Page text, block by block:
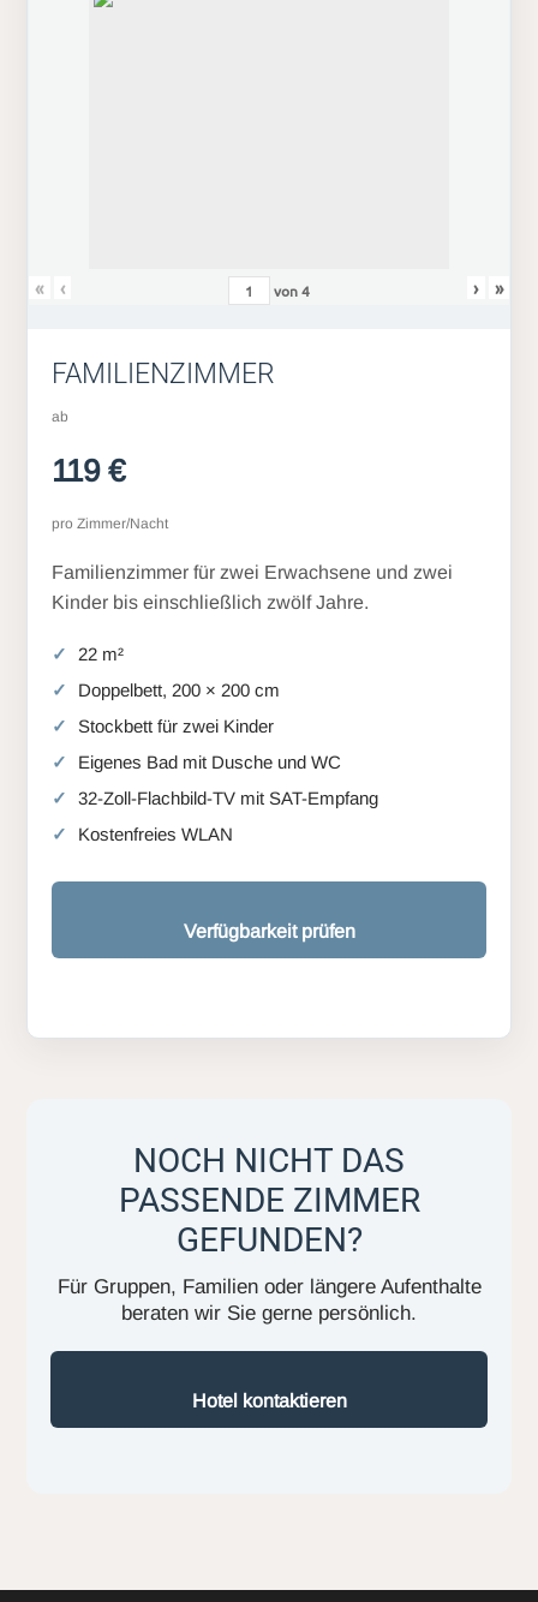
« ‹ von4 › »
FAMILIENZIMMER
ab
119 €
pro Zimmer/Nacht
Familienzimmer für zwei Erwachsene und zwei
Kinder bis einschließlich zwölf Jahre.
22 m²
Doppelbett, 200 × 200 cm
Stockbett für zwei Kinder
Eigenes Bad mit Dusche und WC
32-Zoll-Flachbild-TV mit SAT-Empfang
Kostenfreies WLAN
Verfügbarkeit prüfen
NOCH NICHT DAS
PASSENDE ZIMMER
GEFUNDEN?
Für Gruppen, Familien oder längere Aufenthalte
beraten wir Sie gerne persönlich.
Hotel kontaktieren